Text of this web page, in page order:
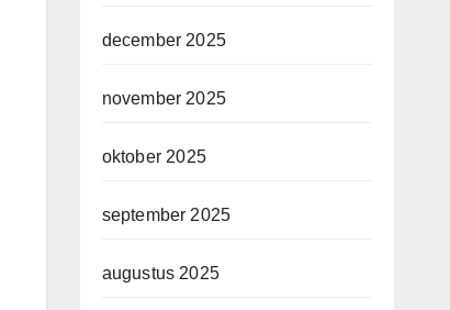
december 2025
november 2025
oktober 2025
september 2025
augustus 2025